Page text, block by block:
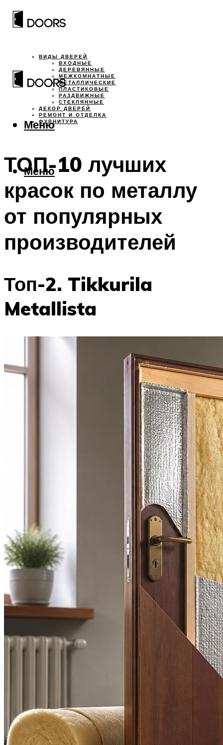
ВИДЫ ДВЕРЕЙ
ВХОДНЫЕ
ДЕРЕВЯННЫЕ
МЕЖКОМНАТНЫЕ
МЕТАЛЛИЧЕСКИЕ
ПЛАСТИКОВЫЕ
РАЗДВИЖНЫЕ
СТЕКЛЯННЫЕ
ДЕКОР ДВЕРЕЙ
РЕМОНТ И ОТДЕЛКА
ФУРНИТУРА
Меню
Меню
ТОП-10 лучших
красок по металлу
от популярных
производителей
Топ-2. Tikkurila
Metallista